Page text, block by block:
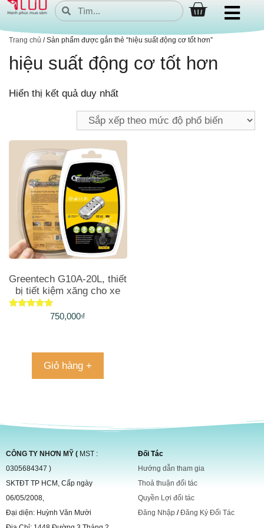
Trang chủ / Sản phẩm được gắn thẻ “hiệu suất động cơ tốt hơn”
hiệu suất động cơ tốt hơn
Hiển thị kết quả duy nhất
Greentech G10A-20L, thiết
bị tiết kiệm xăng cho xe
Được xếp750,000₫
Giỏ hàng +
CÔNG TY NHƠN MỸ ( MST :
0305684347 )
SKTĐT TP HCM, Cấp ngày
06/05/2008,
Đại diện: Huỳnh Văn Mười
Đối Tác
Hướng dẫn tham gia
Thoả thuận đối tác
Quyền Lợi đối tác
Đăng Nhập /Đăng Ký Đối Tác